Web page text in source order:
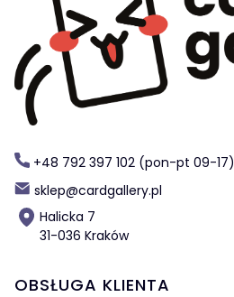
+48 792 397 102 (pon-pt 09-17)
sklep@cardgallery.pl
Halicka 7
31-036 Kraków
Linki w stopce
OBSŁUGA KLIENTA